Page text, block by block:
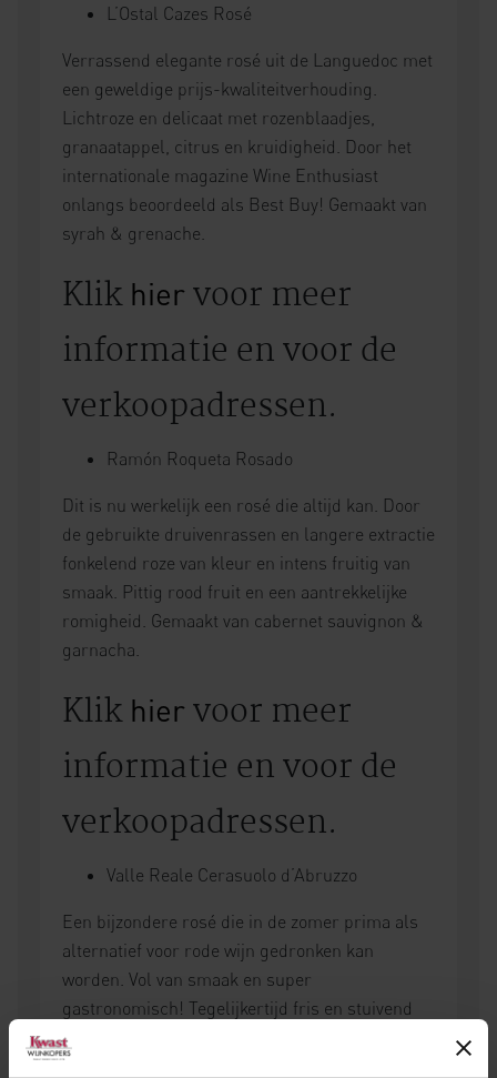
L’Ostal Cazes Rosé
Verrassend elegante rosé uit de Languedoc met
een geweldige prijs-kwaliteitverhouding.
Lichtroze en delicaat met rozenblaadjes,
granaatappel, citrus en kruidigheid. Door het
internationale magazine Wine Enthusiast
onlangs beoordeeld als Best Buy! Gemaakt van
syrah & grenache.
Klik hier voor meer
informatie en voor de
verkoopadressen.
Ramón Roqueta Rosado
Dit is nu werkelijk een rosé die altijd kan. Door
de gebruikte druivenrassen en langere extractie
fonkelend roze van kleur en intens fruitig van
smaak. Pittig rood fruit en een aantrekkelijke
romigheid. Gemaakt van cabernet sauvignon &
garnacha.
Klik hier voor meer
informatie en voor de
verkoopadressen.
Valle Reale Cerasuolo d’Abruzzo
Een bijzondere rosé die in de zomer prima als
alternatief voor rode wijn gedronken kan
worden. Vol van smaak en super
gastronomisch! Tegelijkertijd fris en stuivend
met kersen en klein rood fruit. Gemaakt van
montepulciano.